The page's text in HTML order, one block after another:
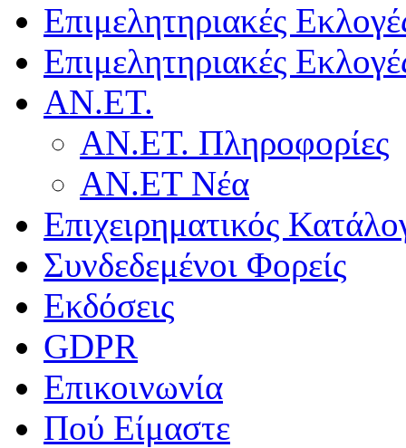
Επιμελητηριακές
Επιμελητηριακές
ΑΝ.ΕΤ.
ΑΝ.ΕΤ. Πληροφορίες
ΑΝ.ΕΤ Νέα
Επιχειρηματικός
Συνδεδεμένοι Φορείς
Εκδόσεις
GDPR
Επικοινωνία
Πού Είμαστε